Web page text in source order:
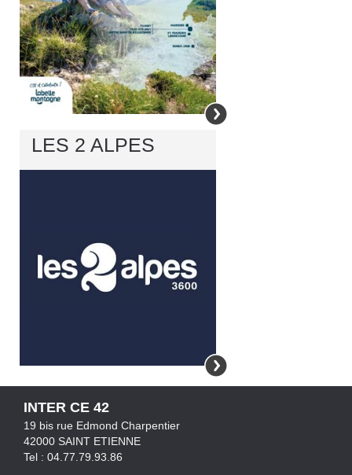
LES 2 ALPES
INTER CE 42
19 bis rue Edmond Charpentier
42000 SAINT ETIENNE
Tel : 04.77.79.93.86